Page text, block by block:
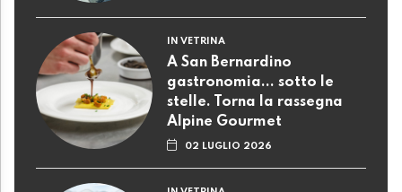
IN VETRINA
A San Bernardino
gastronomia... sotto le
stelle. Torna la rassegna
Alpine Gourmet
02 LUGLIO 2026